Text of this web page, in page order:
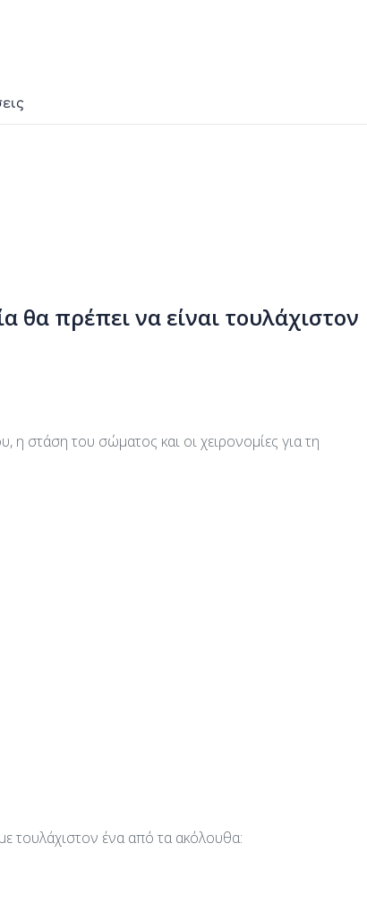
πρέπει να είναι τουλάχιστον
στάση του σώματος και οι χειρονομίες για τη
τουλάχιστον ένα από τα ακόλουθα: